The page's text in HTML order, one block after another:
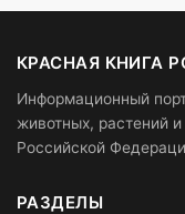
КРАСНАЯ КНИГА
Информационный
животных, растений
Российской
РАЗДЕЛЫ